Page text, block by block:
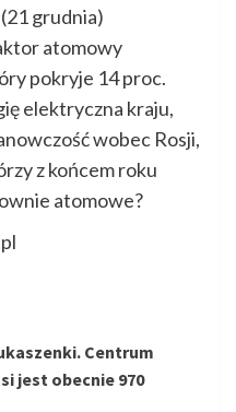
grudnia)
atomowy
pokryje 14 proc.
elektryczna kraju,
wobec Rosji,
z końcem roku
atomowe?
Centrum
jest obecnie 970